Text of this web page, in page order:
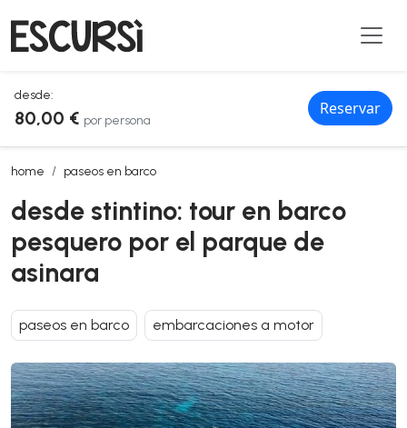
desde:
80,00 € por persona
Reservar
home paseos en barco
desde stintino: tour en barco pesquero por el parque de asinara
desde stintino: tour en barco
pesquero por el parque de
asinara
paseos en barco embarcaciones a motor